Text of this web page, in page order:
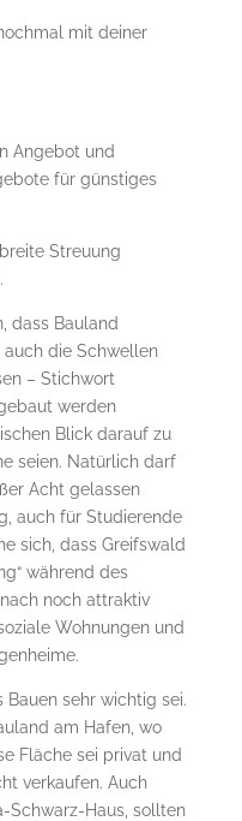
mit deiner
Angebot und
für günstiges
Streuung
dass Bauland
die Schwellen
– Stichwort
werden
Blick darauf zu
seien. Natürlich darf
Acht gelassen
auch für Studierende
sich, dass Greifswald
während des
noch attraktiv
Wohnungen und
sehr wichtig sei.
am Hafen, wo
Fläche sei privat und
verkaufen. Auch
Schwarz-Haus, sollten